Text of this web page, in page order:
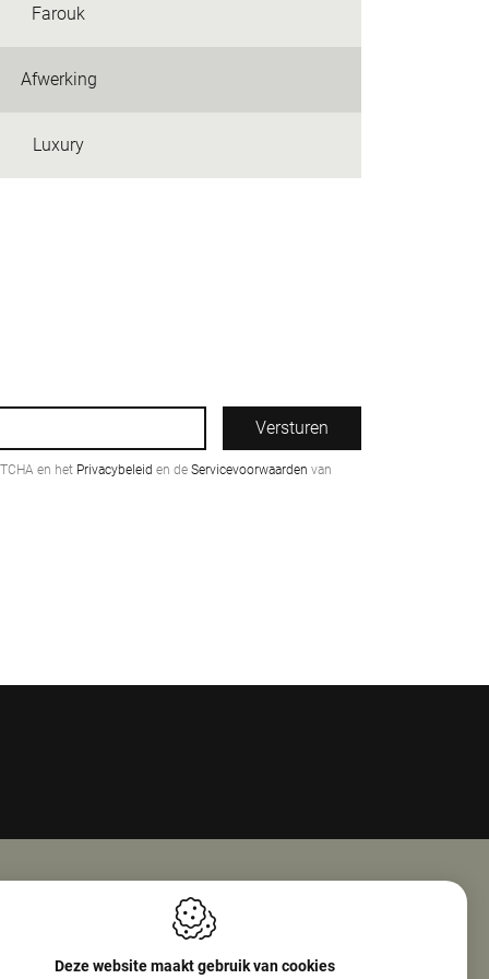
Farouk
Afwerking
Luxury
Versturen
en het Privacybeleid en de Servicevoorwaarden van
Nv (Amphore)
Openingsuren
Maandag
08:00 - 18:00
Deze website maakt gebruik van cookies